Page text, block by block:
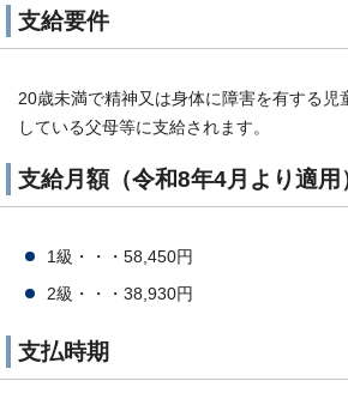
支給要件
20歳未満で精神又は身体に障害を有する児
している父母等に支給されます。
支給月額（令和8年4月より適用
1級・・・58,450円
2級・・・38,930円
支払時期